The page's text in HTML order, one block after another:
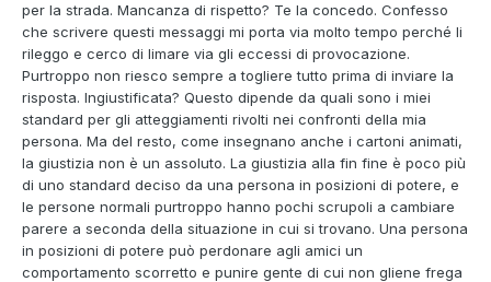
per la strada. Mancanza di rispetto? Te la concedo. Confesso
che scrivere questi messaggi mi porta via molto tempo perché li
rileggo e cerco di limare via gli eccessi di provocazione.
Purtroppo non riesco sempre a togliere tutto prima di inviare la
risposta. Ingiustificata? Questo dipende da quali sono i miei
standard per gli atteggiamenti rivolti nei confronti della mia
persona. Ma del resto, come insegnano anche i cartoni animati,
la giustizia non è un assoluto. La giustizia alla fin fine è poco più
di uno standard deciso da una persona in posizioni di potere, e
le persone normali purtroppo hanno pochi scrupoli a cambiare
parere a seconda della situazione in cui si trovano. Una persona
in posizioni di potere può perdonare agli amici un
comportamento scorretto e punire gente di cui non gliene frega